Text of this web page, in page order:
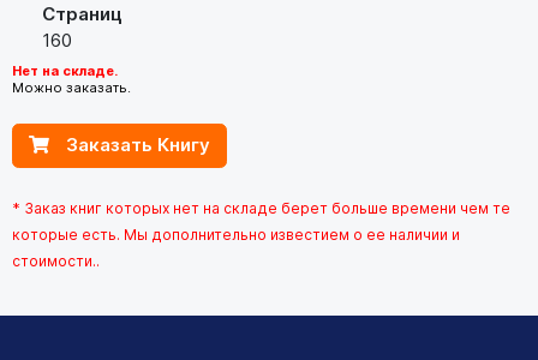
Страниц
160
Нет на складе.
Можно заказать.
Заказать Книгу
* Заказ книг которых нет на складе берет больше времени чем те
которые есть. Мы дополнительно известием о ее наличии и
стоимости..